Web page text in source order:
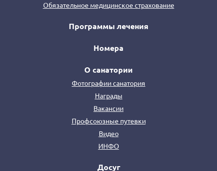
Обязательное медицинское страхование
Программы лечения
Номера
О санатории
Фотографии санатория
Награды
Вакансии
Профсоюзные путевки
Видео
ИНФО
Досуг